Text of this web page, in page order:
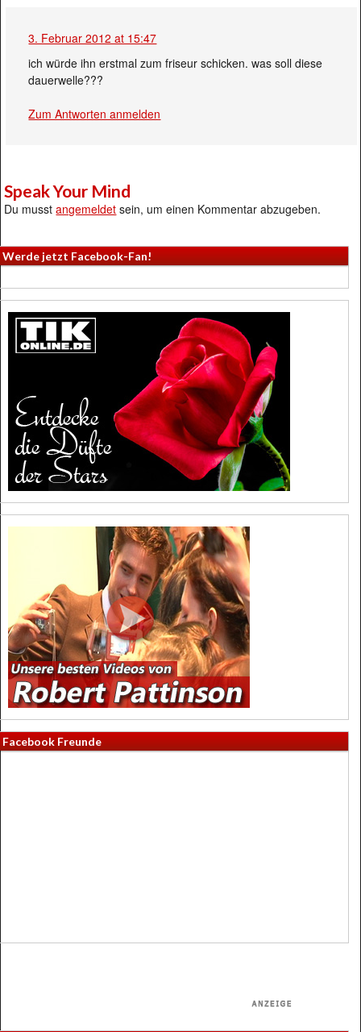
3. Februar 2012 at 15:47
ich würde ihn erstmal zum friseur schicken. was soll diese
dauerwelle???
Zum Antworten anmelden
Speak Your Mind
Du musstangemeldet sein, um einen Kommentar abzugeben.
Werde jetzt Facebook-Fan!
Facebook Freunde